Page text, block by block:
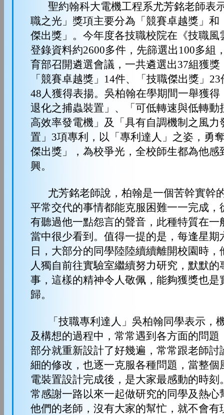
聖約翰科大電機工程系尤芳銘老師表
職之光」獎項主要分為「競賽卓越獎」和
傑出獎」。今年度各技職校院在《技職風
登錄資料約2600多件，先篩選出100多組
育部召開遴選會議，一共遴選出37組獲獎
「競賽卓越獎」14件、「技職傑出獎」
48人獲得表揚。吳柏翰在學期間一舉獲得
退化之捕蟲裝置」、「可低轉速與低轉動
高效率發電機」及「具有自調機制之風力
置」3項專利，以「專利達人」之姿，勇
傑出獎」，為校爭光，全校師生都為他感
興。
尤芳銘老師說，柏翰是一個苦幹實幹
平常交代的事情都能克服困難一一完成，
有聽過他一點怨言的聲音，此種特質在一
當中很少看到。值得一提的是，每逢星期
日，大部分的同學陸陸續續離開校園時，
人獨自前往實驗室繼續努力研究，默默的
事，這樣的精神令人敬佩，能夠獲獎也是
歸。
「技職專利達人」吳柏翰同學表示，
及構想的過程中，常常遇到各方面的問題
部分就重新設計了好幾遍，常常跟老師討
細的修改，也逐一克服各種問題，當整個
電裝置設計完成後，是大家最感動的時刻
常感謝一路以來一起做研究的同學及熱心
他們的老師，沒有大家的幫忙，就不會有